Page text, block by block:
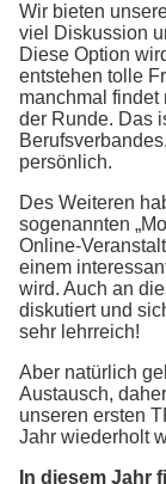
Wir bieten
viel Diskussion
Diese Option
entstehen tolle
manchmal findet
der Runde. Das
persönlich.
Des Weiteren
sogenannten
Online-
einem
wird. Auch an
diskutiert und
sehr lehrreich!
Aber natürlich
Austausch,
unseren ersten
Jahr wiederholt
In diesem Jahr